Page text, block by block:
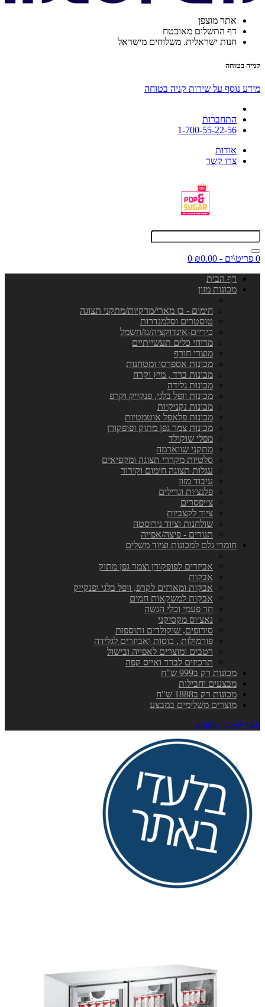
אתר מוצפן
דף התשלום מאובטח
חנות ישראלית. משלוחים מישראל
קנייה בטוחה
מידע נוסף על שירות קניה בטוחה
התחברות
1-700-55-22-56
אודות
צרו קשר
0 פריט\ים - ₪0.00
0
דף הבית
מכונות מזון
חימום - בן מארי/מרקיות/מתקני תצוגה
טוסטרים וסלמנדרות
כיריים-אינדוקציה/גז/חשמל
מדיחי כלים תעשייתיים
מוצרי חורף
מכונות אספרסו ומטחנות
מכונות ברד , מיץ וקרח
מכונות גלידה
מכונות וופל בלגי, פנקייק וקרפ
מכונות נקניקיות
מכונות פלאפל אוטמטיות
מכונות צמר גפן מתוק ופופקורן
מפלי שוקולד
מתקני שווארמה
סלטיות מקררי תצוגה ומקפיאים
עגלות תצוגה חימום וקירור
עיבוד מזון
פלנצ׳ות וגרילים
צ׳יפסרים
ציוד לקצביות
שולחנות וציוד נירוסטה
תנורים - פיצה/אפייה
חומרי גלם למכונות וציוד משלים
אביזרים לפופקורן וצמר גפן מתוק
אבקות
אבקות ומארזים לקרפ, וופל בלגי ופנקייק
אבקות למשקאות חמים
חד פעמי וכלי הגשה
נאצ׳וס מקסיקני
סירופים, שוקולדים ותוספות
פורמולות , כוסות ואביזרים לגלידה
רטבים ומוצרים לאפייה ובישול
תרכיזים לברד ואייס קפה
מכונות רק ב999 ש"ח
מבצעים וחבילות
מכונות רק ב1888 ש"ח
מוצרים משלימים במבצע
0 פריט\ים - ₪0.00